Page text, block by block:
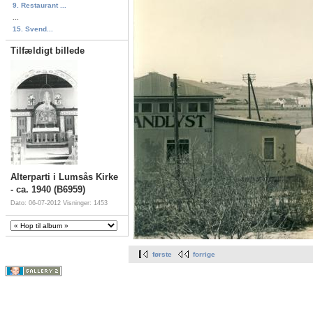
9. Restaurant ...
15. Svend...
Tilfældigt billede
Alterparti i Lumsås Kirke
- ca. 1940 (B6959)
Dato: 06-07-2012 Visninger: 1453
første forrige